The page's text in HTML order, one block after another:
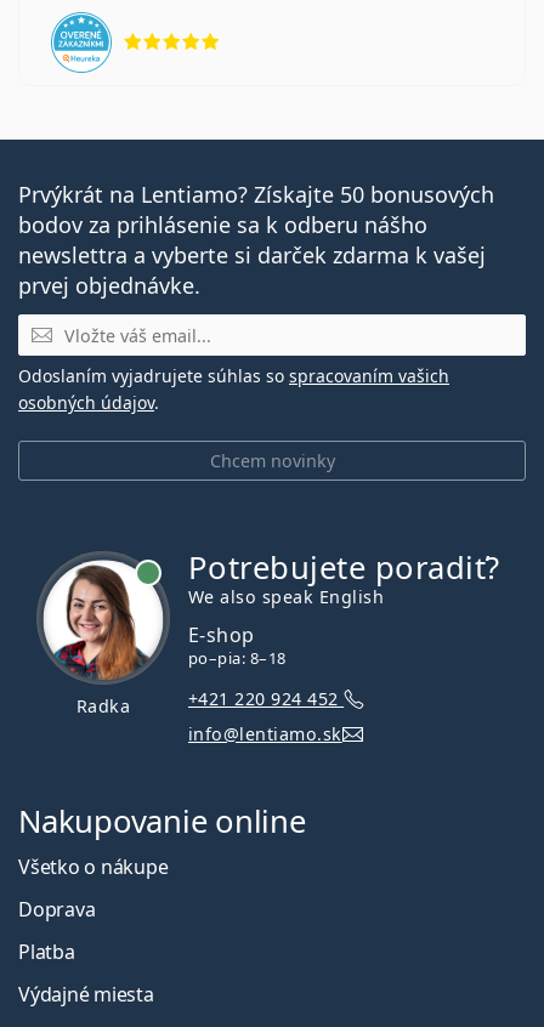
Prvýkrát na Lentiamo? Získajte 50 bonusových
bodov za prihlásenie sa k odberu nášho
newslettra a vyberte si darček zdarma k vašej
prvej objednávke.
E-mail
Chcem novinky
Odoslaním vyjadrujete súhlas so spracovaním vašich
osobných údajov.
Radka
Potrebujete poradiť?
We also speak English
E-shop
po–pia: 8–18
+421 220 924 452
info@lentiamo.sk
Nakupovanie online
Všetko o nákupe
Doprava
Platba
Výdajné miesta